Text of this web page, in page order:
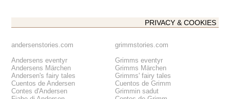
PRIVACY & COOKIES
andersenstories.com
Andersens eventyr
Andersens Märchen
Andersen's fairy tales
Cuentos de Andersen
Contes d'Andersen
grimmstories.com
Grimms eventyr
Grimms Märchen
Grimms' fairy tales
Cuentos de Grimm
Grimmin sadut